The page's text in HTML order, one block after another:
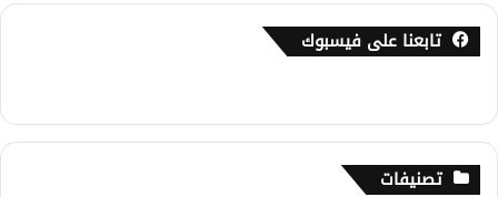
تابعنا على فيسبوك
تصنيفات